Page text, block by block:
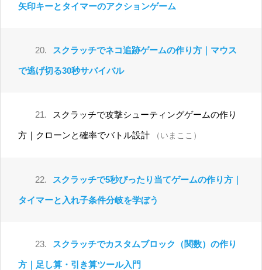
矢印キーとタイマーのアクションゲーム
20. スクラッチでネコ追跡ゲームの作り方｜マウス
で逃げ切る30秒サバイバル
21. スクラッチで攻撃シューティングゲームの作り
方｜クローンと確率でバトル設計 （いまここ）
22. スクラッチで5秒ぴったり当てゲームの作り方｜
タイマーと入れ子条件分岐を学ぼう
23. スクラッチでカスタムブロック（関数）の作り
方｜足し算・引き算ツール入門